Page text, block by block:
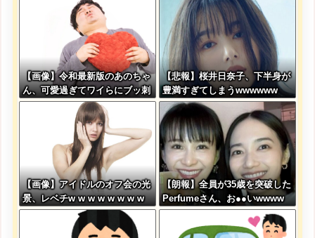
w w w w w w w w
【画像】令和最新版のあのちゃ
ん、可愛過ぎてワイらにブッ刺
さりまくりw w w w w w
【悲報】桜井日奈子、下半身が
豊満すぎてしまうwwwwww
【画像】アイドルのオフ会の光
景、レベチw w w w w w w w
w w w
【朗報】全員が35歳を突破した
Perfumeさん、お●●いwwww